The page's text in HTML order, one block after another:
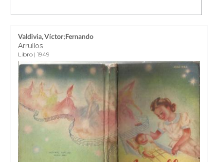
Valdivia, Víctor;Fernando
Arrullos
Libro | 1949